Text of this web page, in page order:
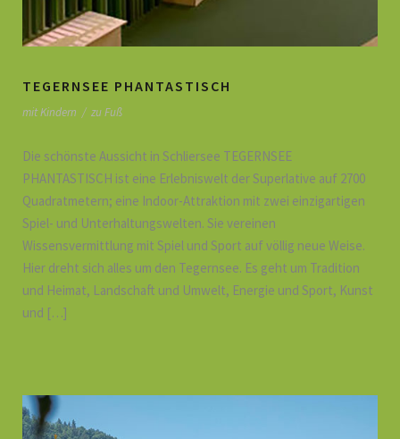
TEGERNSEE PHANTASTISCH
mit Kindern / zu Fuß
Die schönste Aussicht in Schliersee TEGERNSEE
PHANTASTISCH ist eine Erlebniswelt der Superlative auf 2700
Quadratmetern; eine Indoor-Attraktion mit zwei einzigartigen
Spiel- und Unterhaltungswelten. Sie vereinen
Wissensvermittlung mit Spiel und Sport auf völlig neue Weise.
Hier dreht sich alles um den Tegernsee. Es geht um Tradition
und Heimat, Landschaft und Umwelt, Energie und Sport, Kunst
und […]